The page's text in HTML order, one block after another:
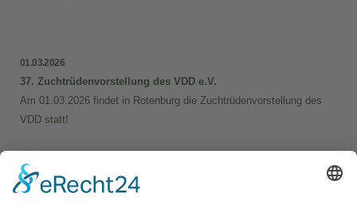
01.03.2026
37. Zuchtrüdenvorstellung des VDD e.V.
Am 01.03.2026 findet in Rotenburg die Zuchtrüdenvorstellung des
VDD statt!